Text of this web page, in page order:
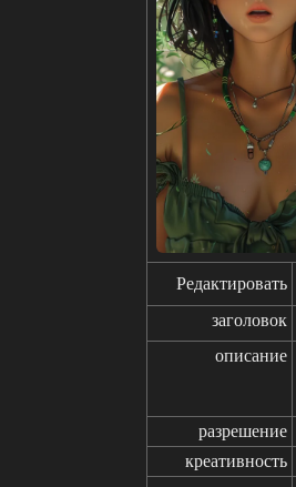
Редактировать
заголовок
описание
разрешение
креативность